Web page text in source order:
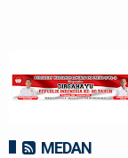
MEDAN